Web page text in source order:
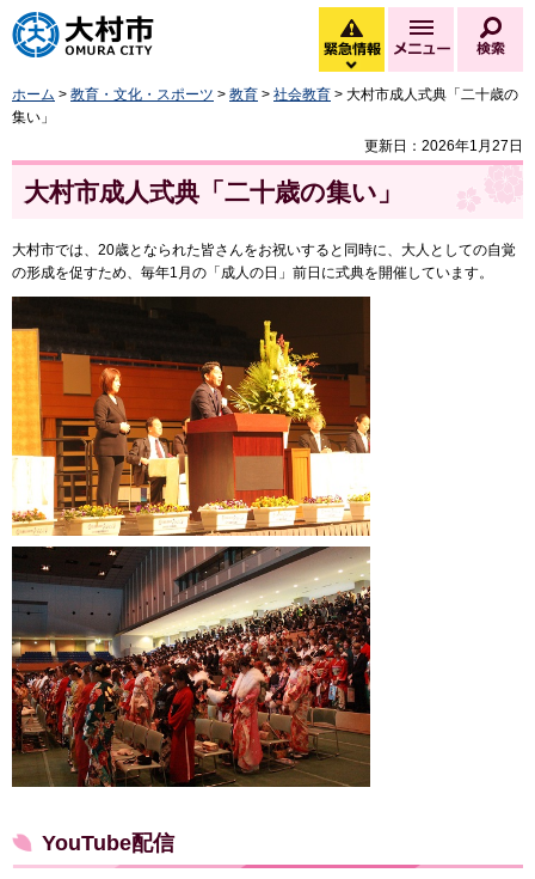
大村市
緊急情報
緊急情報を開く
メニュー
ホーム > 教育・文化・スポーツ > 教育 > 社会教育 > 大村市成人式典「二十歳の
集い」
更新日：2026年1月27日
大村市成人式典「二十歳の集い」
大村市では、20歳となられた皆さんをお祝いすると同時に、大人としての自覚
の形成を促すため、毎年1月の「成人の日」前日に式典を開催しています。
YouTube配信